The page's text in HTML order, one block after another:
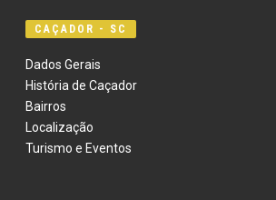
CAÇADOR - SC
Dados Gerais
História de Caçador
Bairros
Localização
Turismo e Eventos